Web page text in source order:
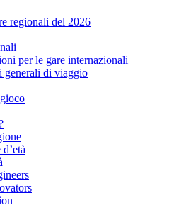
regionali del 2026
per le gare internazionali
generali di viaggio